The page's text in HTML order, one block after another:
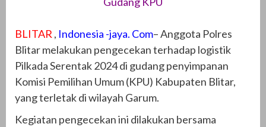
BLITAR, Indonesia -jaya. Com– Anggota Polres
Blitar melakukan pengecekan terhadap logistik
Pilkada Serentak 2024 di gudang penyimpanan
Komisi Pemilihan Umum (KPU) Kabupaten Blitar,
yang terletak di wilayah Garum.
Kegiatan pengecekan ini dilakukan bersama